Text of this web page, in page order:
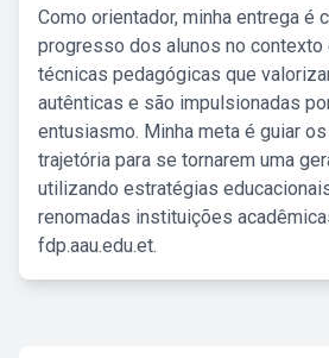
Como orientador, minha entrega é
progresso dos alunos no contexto
técnicas pedagógicas que
autênticas e são impulsionadas
entusiasmo. Minha meta é guiar
trajetória para se tornarem uma
utilizando estratégias
renomadas instituições
fdp.aau.edu.et.